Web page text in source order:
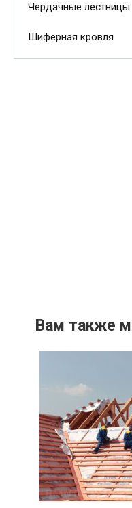
Чердачные лестницы
Шиферная кровля
Вам также